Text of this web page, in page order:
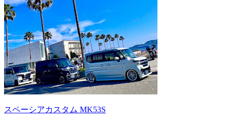
スペーシアカスタム MK53S